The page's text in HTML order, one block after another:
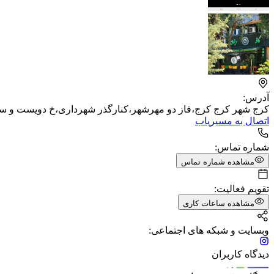
آدرس:
کرج شهر کرج کرج،فاز دو مهرشهر،کنار‌گذر شهرداری،خ دویست و
اتصال به مسیریاب
شماره تماس:
مشاهده شماره تماس
تقویم فعالیت:
مشاهده ساعات کاری
وبسایت و شبکه های اجتماعی:
دیدگاه کاربران